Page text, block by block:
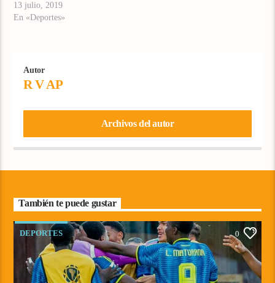
13 julio, 2019
En «Deportes»
Autor
R V AP
Archivos del autor
También te puede gustar
DEPORTES 0